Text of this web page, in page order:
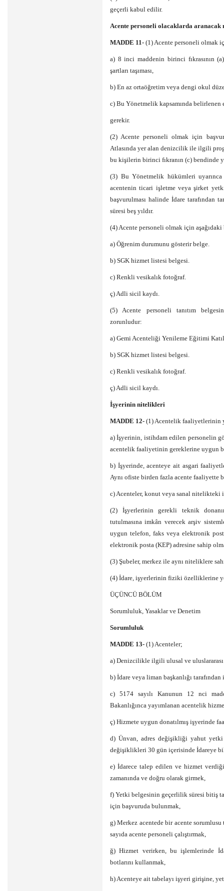
geçerli kabul edilir.
Acente personeli olacaklarda
MADDE 11- (1) Acente personeli olmak
a) 8 inci maddenin birinci fıkrasının
şartları taşıması,
b) En az ortaöğretim veya dengi okul
c) Bu Yönetmelik kapsamında belirlenen
gerekir.
(2) Acente personeli olmak için
Atlasında yer alan denizcilik ile ilgili
bu kişilerin birinci fıkranın (c) bendinde
(3) Bu Yönetmelik hükümleri uyarınca
acentenin ticari işletme veya şirket
başvurulması halinde İdare tarafından
süresi beş yıldır.
(4) Acente personeli olmak için
a) Öğrenim durumunu gösterir belge.
b) SGK hizmet listesi belgesi.
c) Renkli vesikalık fotoğraf.
ç) Adli sicil kaydı.
(5) Acente personeli tanıtım
zorunludur:
a) Gemi Acenteliği Yenileme Eğitimi
b) SGK hizmet listesi belgesi.
c) Renkli vesikalık fotoğraf.
ç) Adli sicil kaydı.
İşyerinin nitelikleri
MADDE 12- (1) Acentelik faaliyetlerinin
a) İşyerinin, istihdam edilen personelin
acentelik faaliyetinin gereklerine uygun
b) İşyerinde, acenteye ait asgari
Aynı ofiste birden fazla acente faaliyette
c) Acenteler, konut veya sanal nitelikteki
(2) İşyerlerinin gerekli teknik
tutulmasına imkân verecek arşiv
uygun telefon, faks veya elektronik
elektronik posta (KEP) adresine sahip
(3) Şubeler, merkez ile aynı niteliklere
(4) İdare, işyerlerinin fiziki özelliklerine
ÜÇÜNCÜ BÖLÜM
Sorumluluk, Yasaklar ve Denetim
Sorumluluk
MADDE 13- (1) Acenteler;
a) Denizcilikle ilgili ulusal ve
b) İdare veya liman başkanlığı
c) 5174 sayılı Kanunun 12 nci
Bakanlığınca yayımlanan acentelik
ç) Hizmete uygun donatılmış işyerinde
d) Ünvan, adres değişikliği yahut
değişiklikleri 30 gün içerisinde İdareye
e) İdarece talep edilen ve hizmet
zamanında ve doğru olarak girmek,
f) Yetki belgesinin geçerlilik süresi bitiş
için başvuruda bulunmak,
g) Merkez acentede bir acente sorumlusu
sayıda acente personeli çalıştırmak,
ğ) Hizmet verirken, bu işlemlerinde
botlarını kullanmak,
h) Acenteye ait tabelayı işyeri girişine,